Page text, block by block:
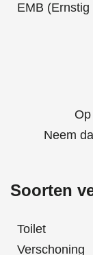
EMB
Neem
Soorten
Toilet
Verschoning